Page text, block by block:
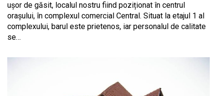
ușor de găsit, localul nostru fiind poziționat în centrul
orașului, în complexul comercial Central. Situat la etajul 1 al
complexului, barul este prietenos, iar personalul de calitate
se…